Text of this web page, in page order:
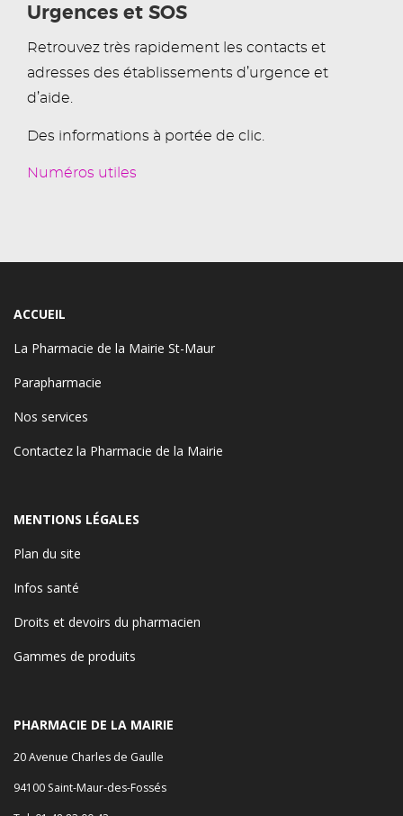
Urgences et SOS
Retrouvez très rapidement les contacts et
adresses des établissements d’urgence et
d’aide.
Des informations à portée de clic.
Numéros utiles
ACCUEIL
La Pharmacie de la Mairie St-Maur
Parapharmacie
Nos services
Contactez la Pharmacie de la Mairie
MENTIONS LÉGALES
Plan du site
Infos santé
Droits et devoirs du pharmacien
Gammes de produits
PHARMACIE DE LA MAIRIE
20 Avenue Charles de Gaulle
94100 Saint-Maur-des-Fossés